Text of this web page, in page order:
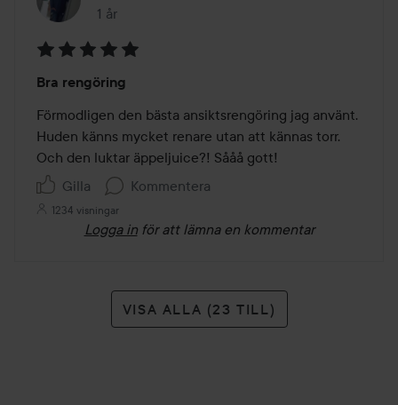
1 år
Inlägget skapades 1 år
5
av
5
Bra rengöring
Förmodligen den bästa ansiktsrengöring jag använt.
Huden känns mycket renare utan att kännas torr.
Och den luktar äppeljuice?! Sååå gott!
Gilla
Kommentera
1234 visningar
Logga in för att lämna en kommentar
VISA ALLA (23 TILL)